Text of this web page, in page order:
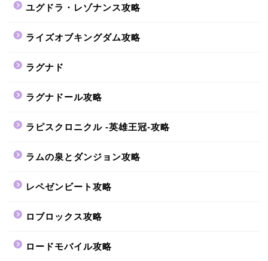
ユグドラ・レゾナンス攻略
ライズオブキングダム攻略
ラグナド
ラグナドール攻略
ラピスクロニクル -英雄王冠-攻略
ラムの泉とダンジョン攻略
レペゼンビート攻略
ロブロックス攻略
ロードモバイル攻略